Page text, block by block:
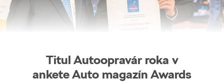
Titul Autoopravár roka v
ankete Auto magazín Awards